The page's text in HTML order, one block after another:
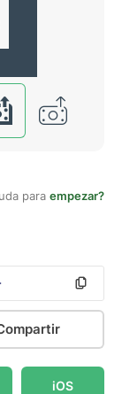
para empezar?
iOS